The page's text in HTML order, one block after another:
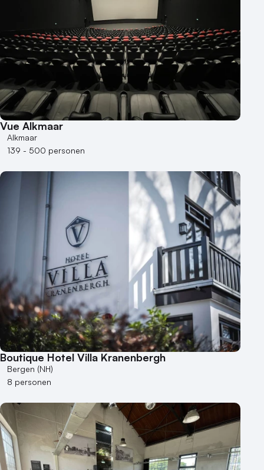
Vue Alkmaar
Alkmaar
139 - 500 personen
Boutique Hotel Villa Kranenbergh
Bergen (NH)
8 personen